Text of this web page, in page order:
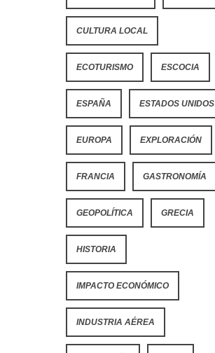
CULTURA LOCAL
ECOTURISMO ESCOCIA
ESPAÑA ESTADOS UNIDOS
EUROPA EXPLORACIÓN
FRANCIA GASTRONOMÍA
GEOPOLÍTICA GRECIA
HISTORIA
IMPACTO ECONÓMICO
INDUSTRIA AÉREA